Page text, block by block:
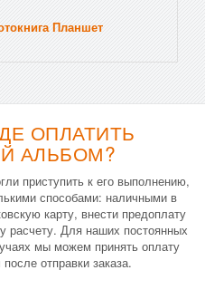
Планшет
ОПЛАТИТЬ
АЛЬБОМ?
приступить к его выполнению,
способами: наличными в
карту, внести предоплату
расчету. Для наших постоянных
мы можем принять оплату
отправки заказа.